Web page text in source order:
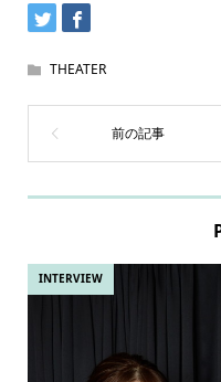
THEATER
INTERVIEW